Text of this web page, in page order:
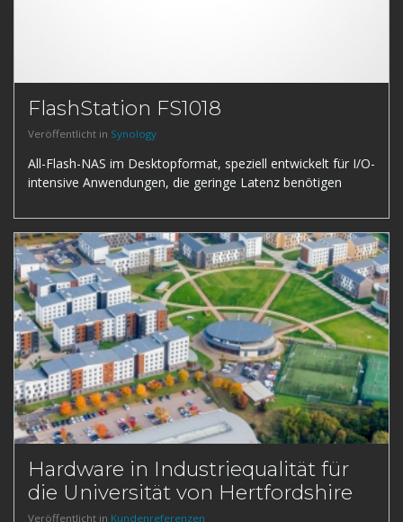
FlashStation FS1018
Veröffentlicht in Synology
All-Flash-NAS im Desktopformat, speziell entwickelt für I/O-
intensive Anwendungen, die geringe Latenz benötigen
Hardware in Industriequalität für
die Universität von Hertfordshire
Veröffentlicht in Kundenreferenzen